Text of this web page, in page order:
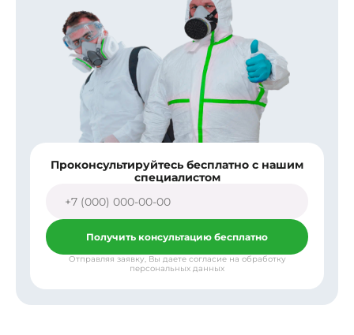
Проконсультируйтесь бесплатно с нашим
специалистом
Получить консультацию бесплатно
Отправляя заявку, Вы даете согласие на обработку
персональных данных